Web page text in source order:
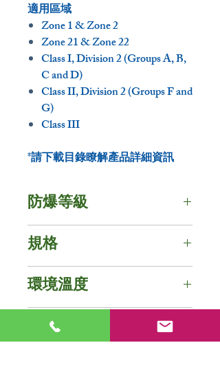
適用區域
Zone 1 & Zone 2
Zone 21 & Zone 22
Class I, Division 2 (Groups A, B,
C and D)
Class II, Division 2 (Groups F and
G)
Class III
*請下載目錄瞭解產品詳細資訊
防爆等級
防護等級 - IP67 / NEMA 6
IECEx認證
Ex d IIB+H2 T5...T4 Gb
ATEX 認證
II 2 G Ex d IIB + H2 T5...T4 Gb
規格
電壓 : 24V / 110V / 120V / 220V
/ 277V / 480V AC
瓦數 : 20W
安培數 : 0.04A~0.83A
頻率 : 50Hz / 60Hz
環境溫度
-20°C ~ +40°C, (W.W.:T5,
C.W.:T4)
CID2: -20°C ~ +40°C, T3B /
光學資訊